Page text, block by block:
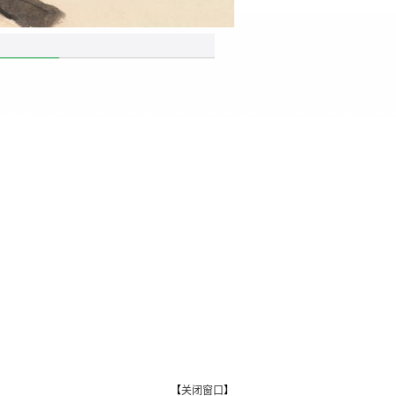
【关闭窗口】